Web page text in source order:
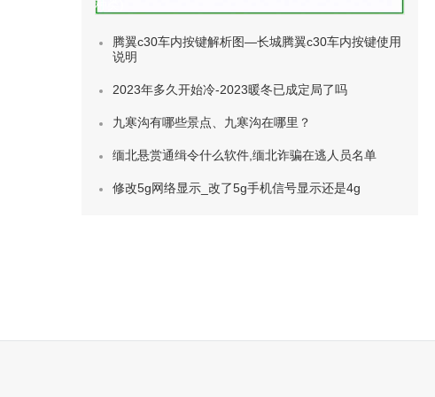
种类)
腾翼c30车内按键解析图—长城腾翼c30车内按键使用
说明
2023年多久开始冷-2023暖冬已成定局了吗
九寒沟有哪些景点、九寒沟在哪里？
缅北悬赏通缉令什么软件,缅北诈骗在逃人员名单
修改5g网络显示_改了5g手机信号显示还是4g